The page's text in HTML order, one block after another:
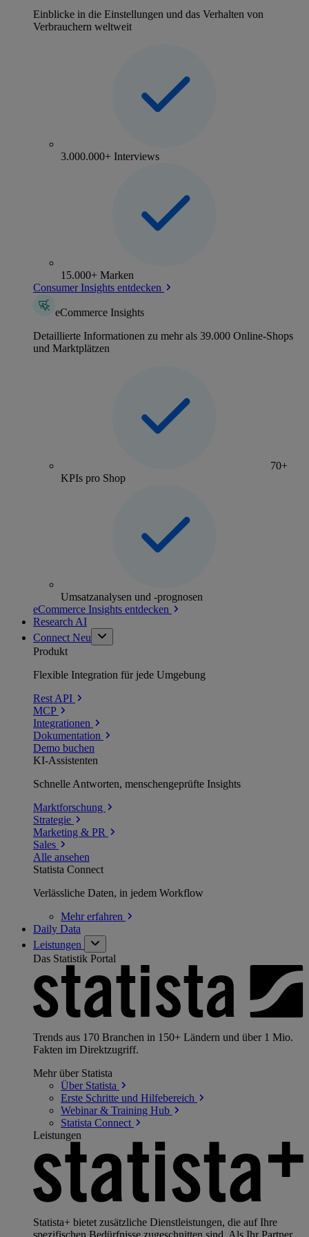
Einblicke in die Einstellungen und das Verhalten von
Verbrauchern weltweit
3.000.000+ Interviews
15.000+ Marken
Consumer Insights entdecken
eCommerce Insights
Detaillierte Informationen zu mehr als 39.000 Online-Shops
und Marktplätzen
70+
KPIs pro Shop
Umsatzanalysen und -prognosen
eCommerce Insights entdecken
Research AI
Connect Neu
Produkt
Flexible Integration für jede Umgebung
Rest API
MCP
Integrationen
Dokumentation
Demo buchen
KI-Assistenten
Schnelle Antworten, menschengeprüfte Insights
Marktforschung
Strategie
Marketing & PR
Sales
Alle ansehen
Statista Connect
Verlässliche Daten, in jedem Workflow
Mehrerfahren
Daily Data
Leistungen
Das Statistik Portal
Trends aus 170 Branchen in 150+ Ländern und über 1 Mio.
Fakten im Direktzugriff.
Mehr über Statista
Über Statista
Erste Schritte und Hilfebereich
Webinar & Training Hub
Statista Connect
Leistungen
Statista+ bietet zusätzliche Dienstleistungen, die auf Ihre
spezifischen Bedürfnisse zugeschnitten sind. Als Ihr Partner